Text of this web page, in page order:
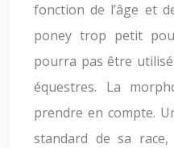
fonction de l’âge et
poney trop petit
pourra pas être
équestres. La
prendre en compte.
standard de sa